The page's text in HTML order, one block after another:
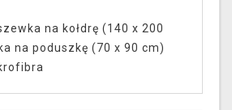
na kołdrę (140 x 200
na poduszkę (70 x 90 cm)